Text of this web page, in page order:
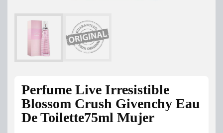
Perfume Live Irresistible
Blossom Crush Givenchy Eau
De Toilette75ml Mujer